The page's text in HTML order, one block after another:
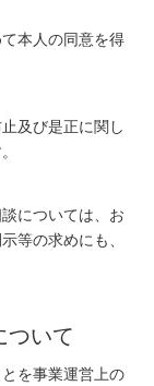
本人の同意を得
及び是正に関し
については、お
等の求めにも、
ついて
を事業運営上の